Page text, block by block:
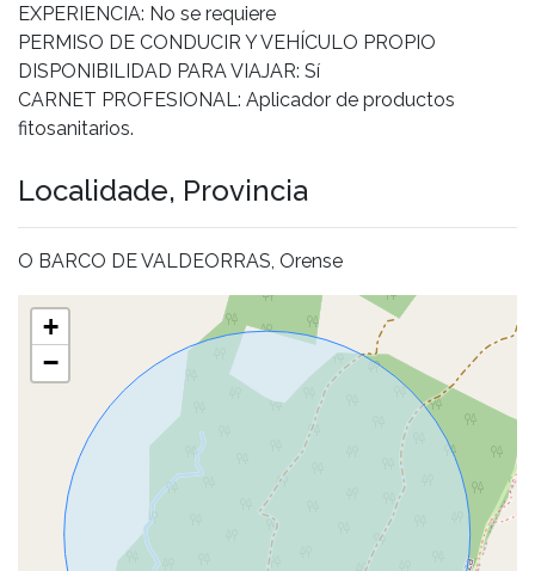
EXPERIENCIA: No se requiere
PERMISO DE CONDUCIR Y VEHÍCULO PROPIO
DISPONIBILIDAD PARA VIAJAR: Sí
CARNET PROFESIONAL: Aplicador de productos
fitosanitarios.
Localidade, Provincia
O BARCO DE VALDEORRAS, Orense
+
−